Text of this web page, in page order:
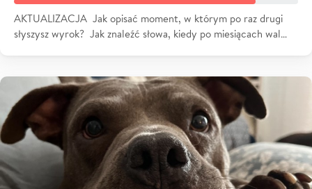
AKTUALIZACJA Jak opisać moment, w którym po raz drugi
słyszysz wyrok? Jak znaleźć słowa, kiedy po miesiącach wal…